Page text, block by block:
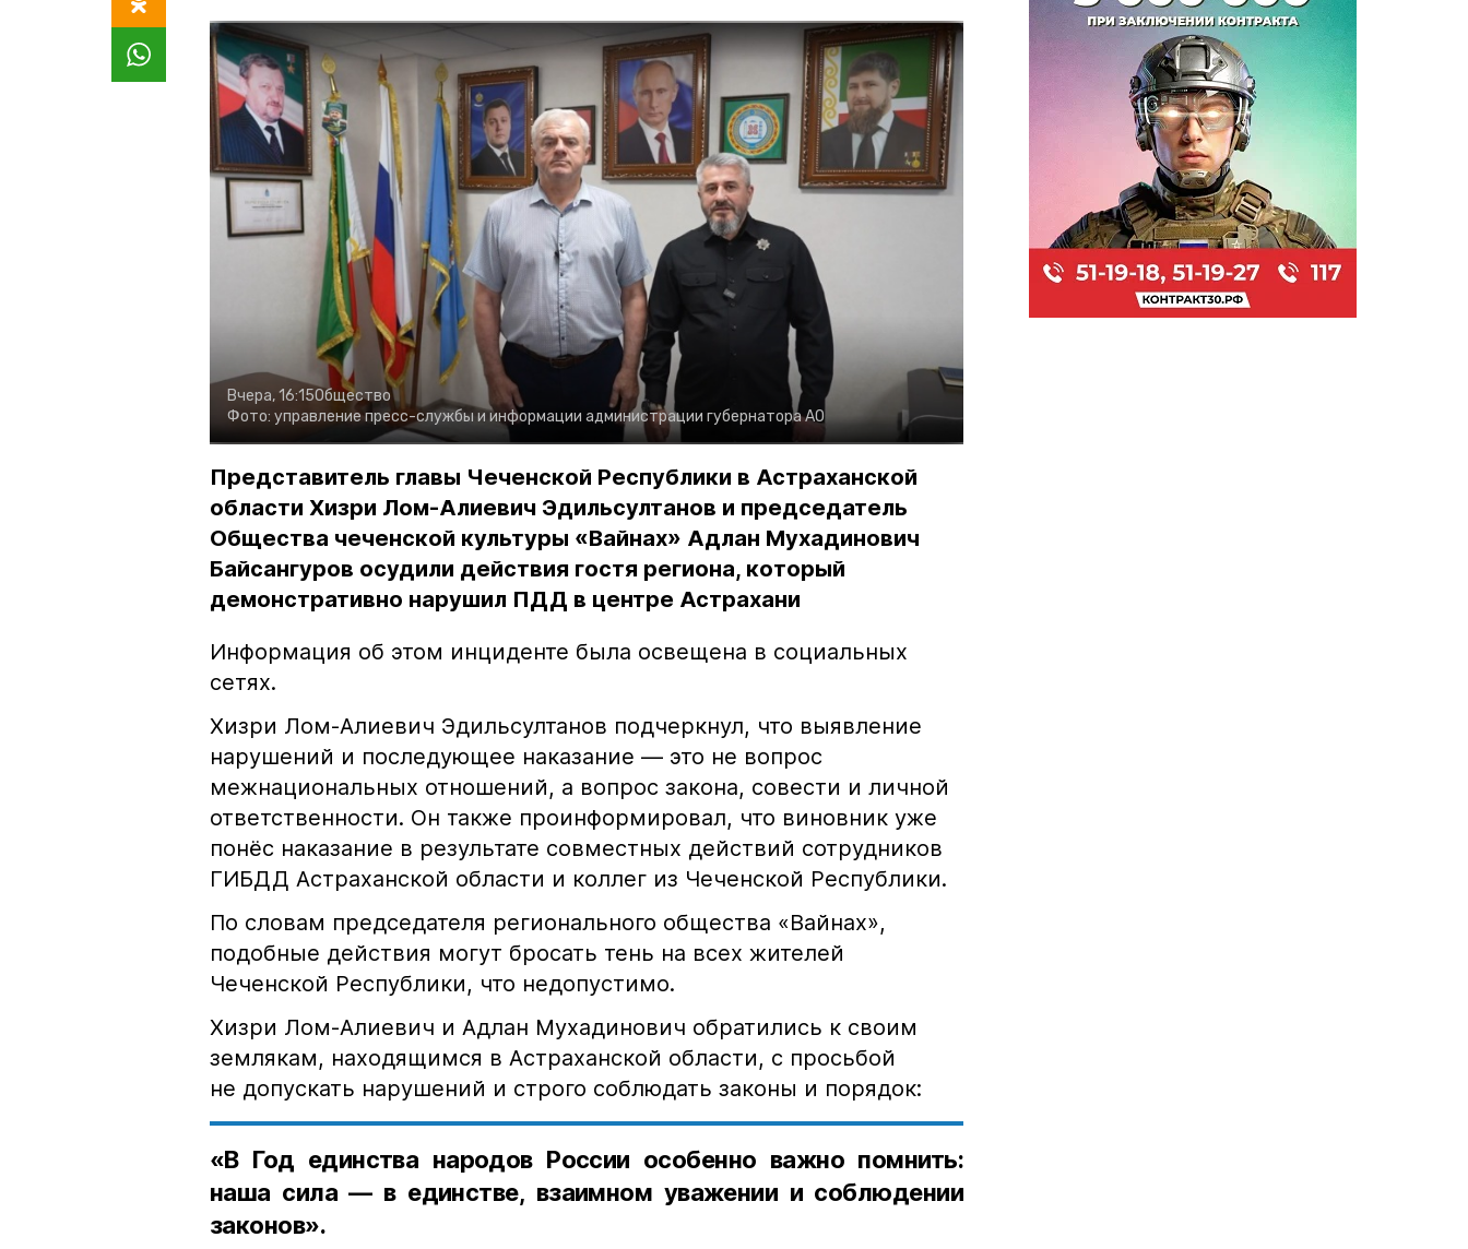
Вчера, 16:15Общество
Фото: управление пресс-службы и информации администрации губернатора АО
Представитель главы Чеченской Республики в Астраханской
области Хизри Лом-Алиевич Эдильсултанов и председатель
Общества чеченской культуры «Вайнах» Адлан Мухадинович
Байсангуров осудили действия гостя региона, который
демонстративно нарушил ПДД в центре Астрахани
Информация об этом инциденте была освещена в социальных
сетях.
Хизри Лом-Алиевич Эдильсултанов подчеркнул, что выявление
нарушений и последующее наказание — это не вопрос
межнациональных отношений, а вопрос закона, совести и личной
ответственности. Он также проинформировал, что виновник уже
понёс наказание в результате совместных действий сотрудников
ГИБДД Астраханской области и коллег из Чеченской Республики.
По словам председателя регионального общества «Вайнах»,
подобные действия могут бросать тень на всех жителей
Чеченской Республики, что недопустимо.
Хизри Лом-Алиевич и Адлан Мухадинович обратились к своим
землякам, находящимся в Астраханской области, с просьбой
не допускать нарушений и строго соблюдать законы и порядок:
«В Год единства народов России особенно важно помнить:
наша сила — в единстве, взаимном уважении и соблюдении
законов».